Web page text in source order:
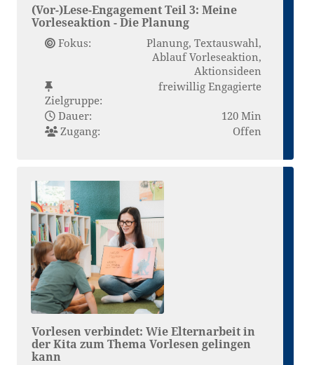
(Vor-)Lese-Engagement Teil 3: Meine
Vorleseaktion - Die Planung
Fokus:
Planung, Textauswahl,
Ablauf Vorleseaktion,
Aktionsideen
Zielgruppe:
freiwillig Engagierte
Dauer:
120 Min
Zugang:
Offen
Vorlesen verbindet: Wie Elternarbeit in
der Kita zum Thema Vorlesen gelingen
kann